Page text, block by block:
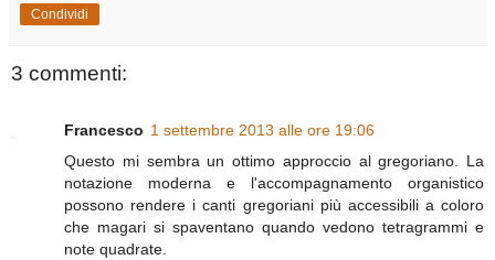
Condividi
3 commenti:
Francesco 1 settembre 2013 alle ore 19:06
Questo mi sembra un ottimo approccio al gregoriano. La
notazione moderna e l'accompagnamento organistico
possono rendere i canti gregoriani più accessibili a coloro
che magari si spaventano quando vedono tetragrammi e
note quadrate.